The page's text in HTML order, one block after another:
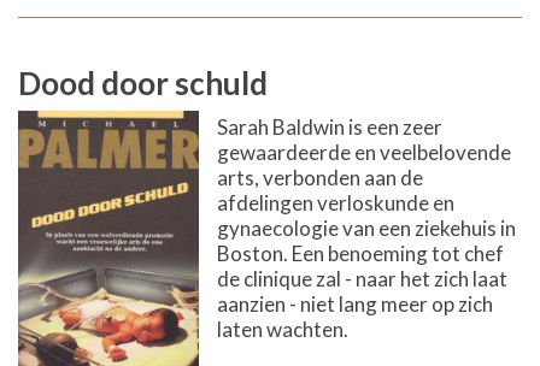
Dood door schuld
Sarah Baldwin is een zeer
gewaardeerde en veelbelovende
arts, verbonden aan de
afdelingen verloskunde en
gynaecologie van een ziekehuis in
Boston. Een benoeming tot chef
de clinique zal - naar het zich laat
aanzien - niet lang meer op zich
laten wachten.